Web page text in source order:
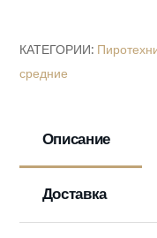
КАТЕГОРИИ:
средние
Описание
Доставка